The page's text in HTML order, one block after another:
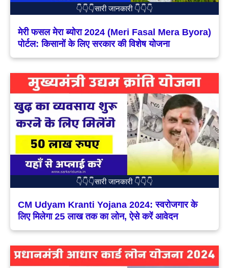
👇👇👇सारी जानकारी 👇👇👇
मेरी फसल मेरा ब्योरा 2024 (Meri Fasal Mera Byora)
पोर्टल: किसानों के लिए सरकार की विशेष योजना
👇👇👇सारी जानकारी 👇👇👇
CM Udyam Kranti Yojana 2024: स्वरोजगार के
लिए मिलेगा 25 लाख तक का लोन, ऐसे करें आवेदन